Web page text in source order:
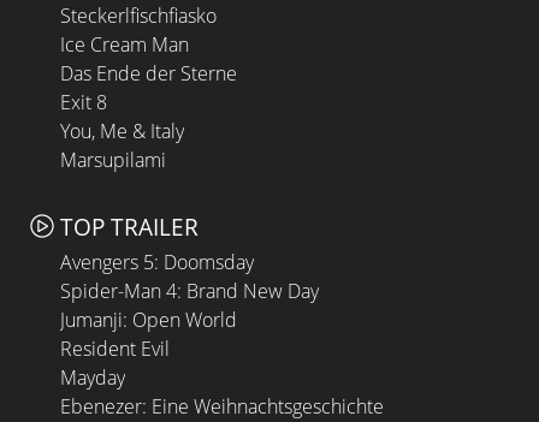
Steckerlfischfiasko
Ice Cream Man
Das Ende der Sterne
Exit 8
You, Me & Italy
Marsupilami
TOP TRAILER
Avengers 5: Doomsday
Spider-Man 4: Brand New Day
Jumanji: Open World
Resident Evil
Mayday
Ebenezer: Eine Weihnachtsgeschichte